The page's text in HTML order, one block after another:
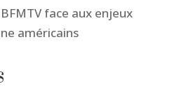
face aux enjeux
américains